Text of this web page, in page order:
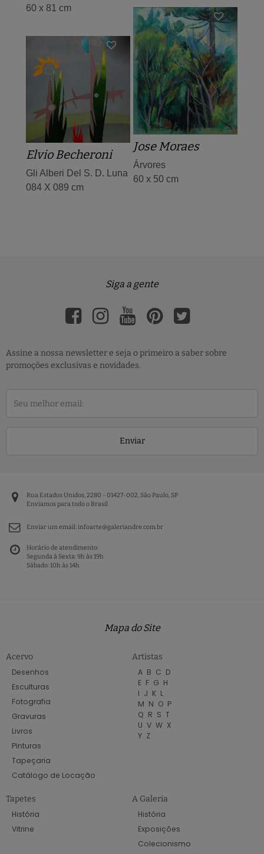
60 x 81 cm
Jose Moraes
Árvores
60 x 50 cm
Elvio Becheroni
Gli Alberi Del S. D. Luna
084 X 089 cm
Siga a gente
Assine a nossa newsletter e seja o primeiro a saber sobre
promoções exclusivas e novidades.
Enviar
Rua Estados Unidos, 2280 - 01427-002, São Paulo, SP
Enviamos para todo o Brasil
Enviar um email:infoarte@galeriandre.com.br
Horário de atendimento:
Segunda à Sexta: 9h às 19h
Sábado: 10h às 14h
Mapa do Site
Acervo
Desenhos
Esculturas
Fotografia
Gravuras
Livros
Pinturas
Tapeçaria
Catálogo de Locação
Artistas
A B C D
E F G H
I J K L
M N O P
Q R S T
U V W X
Y Z
Tapetes
História
Vitrine
A Galeria
História
Exposições
Colecionismo